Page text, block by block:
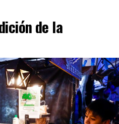
de la